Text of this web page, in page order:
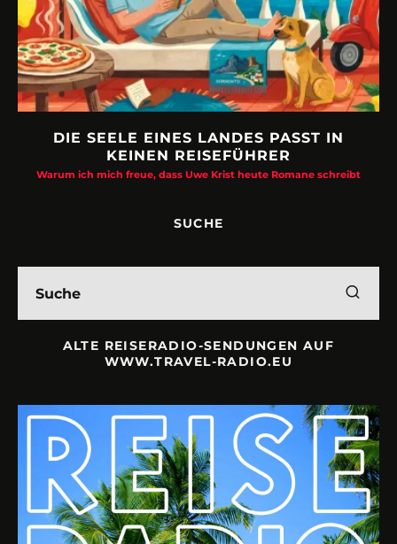
DIE SEELE EINES LANDES PASST IN
KEINEN REISEFÜHRER
Warum ich mich freue, dass Uwe Krist heute Romane schreibt
SUCHE
ALTE REISERADIO-SENDUNGEN AUF
WWW.TRAVEL-RADIO.EU